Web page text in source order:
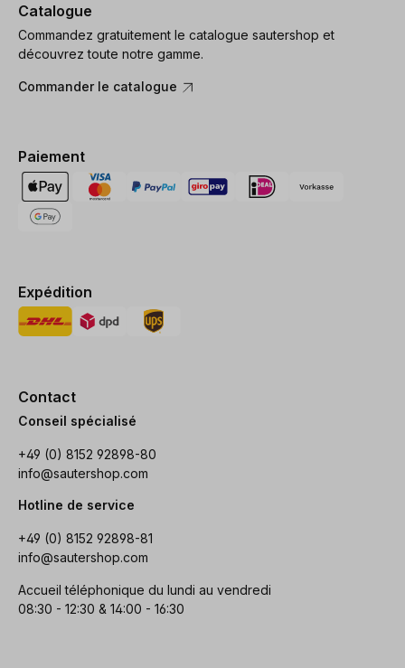
Catalogue
Commandez gratuitement le catalogue sautershop et
découvrez toute notre gamme.
Commander le catalogue
Paiement
Expédition
Contact
Conseil spécialisé
+49 (0) 8152 92898-80
info@sautershop.com
Hotline de service
+49 (0) 8152 92898-81
info@sautershop.com
Accueil téléphonique du lundi au vendredi
08:30 - 12:30 & 14:00 - 16:30